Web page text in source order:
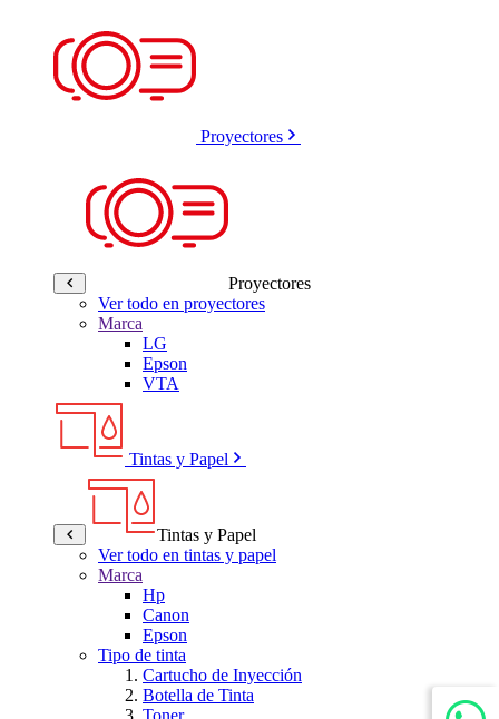
Proyectores
Proyectores
Ver todo en proyectores
Marca
LG
Epson
VTA
Tintas y Papel
Tintas y Papel
Ver todo en tintas y papel
Marca
Hp
Canon
Epson
Tipo de tinta
Cartucho de Inyección
Botella de Tinta
Toner